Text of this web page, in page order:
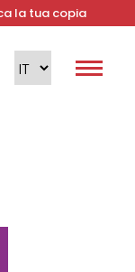
la tua copia